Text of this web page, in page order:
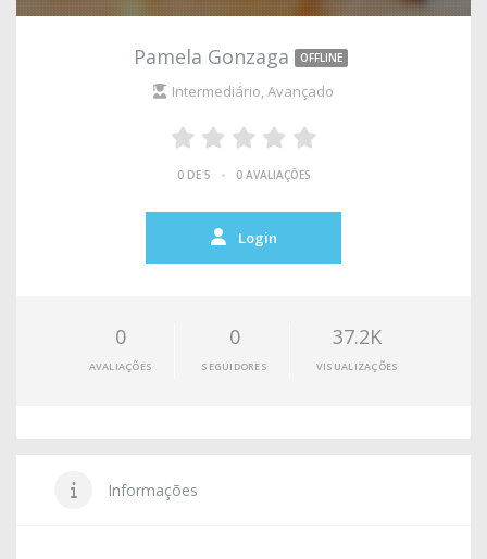
Pamela Gonzaga OFFLINE
Intermediário, Avançado
0 DE 5 • 0 AVALIAÇÕES
Login
0
AVALIAÇÕES
0
SEGUIDORES
37.2K
VISUALIZAÇÕES
Informações